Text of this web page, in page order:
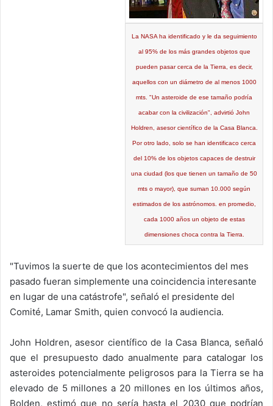
La NASA ha identificado y le da seguimiento
al 95% de los más grandes objetos que
pueden pasar cerca de la Tierra, es decir,
aquellos con un diámetro de al menos 1000
mts. "Un asteroide de ese tamaño podría
acabar con la civilización", advirtió John
Holdren, asesor científico de la Casa Blanca.
Por otro lado, solo se han identificaco cerca
del 10% de los objetos capaces de destruir
una ciudad (los que tienen un tamaño de 50
mts o mayor), que suman 10.000 según
estimados de los astrónomos. en promedio,
cada 1000 años un objeto de estas
dimensiones choca contra la Tierra.
"Tuvimos la suerte de que los acontecimientos del mes
pasado fueran simplemente una coincidencia interesante
en lugar de una catástrofe", señaló el presidente del
Comité, Lamar Smith, quien convocó la audiencia.
John Holdren, asesor científico de la Casa Blanca, señaló
que el presupuesto dado anualmente para catalogar los
asteroides potencialmente peligrosos para la Tierra se ha
elevado de 5 millones a 20 millones en los últimos años,
Bolden, estimó que no sería hasta el 2030 que podrían